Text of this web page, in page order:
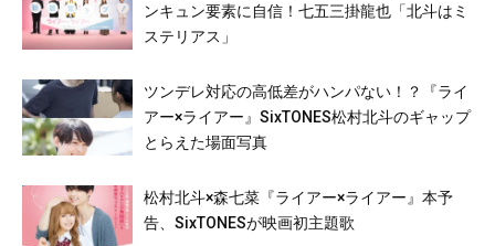
ンキュン要素に自信！七五三掛龍也「北斗はミ
ステリアス」
ツンデレ対応の高低差がハンパない！？『ライ
アー×ライアー』SixTONES松村北斗のギャップ
とらえた場面写真
松村北斗×森七菜『ライアー×ライアー』本予
告、SixTONESが映画初主題歌